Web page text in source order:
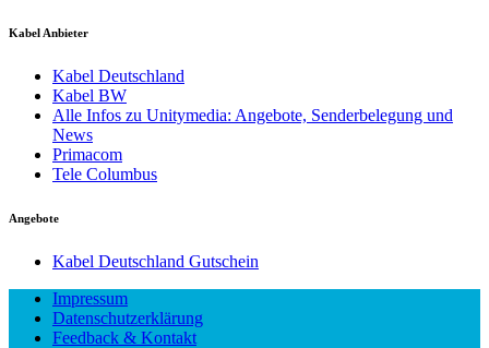
Kabel Anbieter
Kabel Deutschland
Kabel BW
Alle Infos zu Unitymedia: Angebote, Senderbelegung und
News
Primacom
Tele Columbus
Angebote
Kabel Deutschland Gutschein
Impressum
Datenschutzerklärung
Feedback & Kontakt